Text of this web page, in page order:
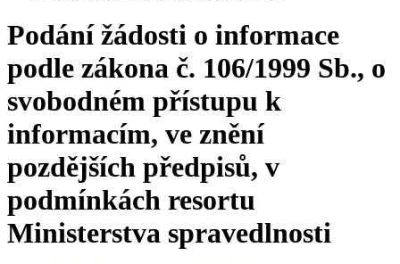
Podání žádosti o informace
podle zákona č. 106/1999 Sb., o
svobodném přístupu k
informacím, ve znění
pozdějších předpisů, v
podmínkách resortu
Ministerstva spravedlnosti